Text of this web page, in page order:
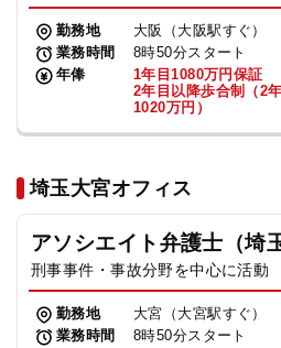
勤務地
大阪（大阪駅すぐ）
業務時間
8時50分スタート
年俸
1年目1080万円保証
2年目以降歩合制（2
1020万円）
埼玉大宮オフィス
アソシエイト弁護士（埼
刑事事件・事故分野を中心に活動
勤務地
大宮（大宮駅すぐ）
業務時間
8時50分スタート
TikTok受賞 定義